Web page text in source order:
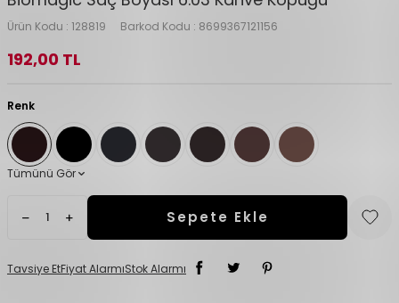
Ürün Kodu : 128819 Barkod Kodu : 8699367121156
192,00 TL
Renk
Tümünü Gör
Sepete Ekle
Tavsiye EtFiyat AlarmıStok Alarmı